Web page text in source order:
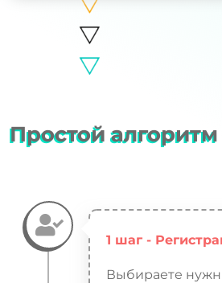
Простой алгоритм
1 шаг -
Выбираете